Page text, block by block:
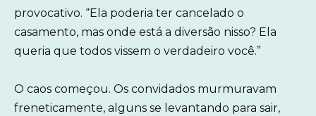
provocativo. “Ela poderia ter cancelado o
casamento, mas onde está a diversão nisso? Ela
queria que todos vissem o verdadeiro você.”
O caos começou. Os convidados murmuravam
freneticamente, alguns se levantando para sair,